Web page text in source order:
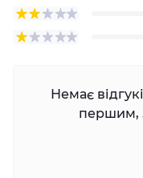
Немає
першим,